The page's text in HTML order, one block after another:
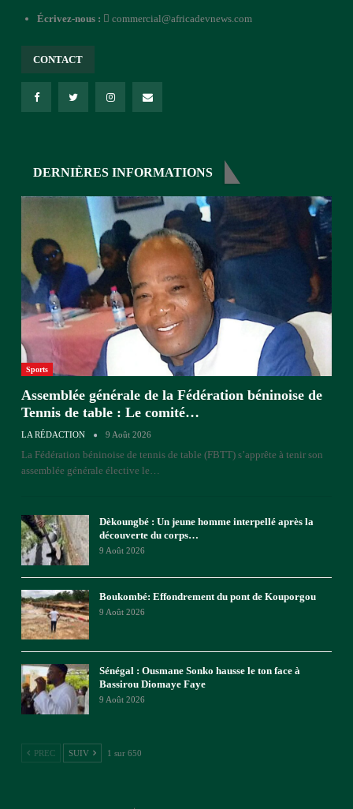
Écrivez-nous :
commercial@africadevnews.com
CONTACT
DERNIÈRES INFORMATIONS
Sports
Assemblée générale de la Fédération béninoise de
Tennis de table : Le comité…
LA RÉDACTION 9 Août 2026
La Fédération béninoise de tennis de table (FBTT) s’apprête à tenir son
assemblée générale élective le…
Dèkoungbé : Un jeune homme interpellé après la
découverte du corps…
9 Août 2026
Boukombé: Effondrement du pont de Kouporgou
9 Août 2026
Sénégal : Ousmane Sonko hausse le ton face à
Bassirou Diomaye Faye
9 Août 2026
PREC SUIV 1 sur 650